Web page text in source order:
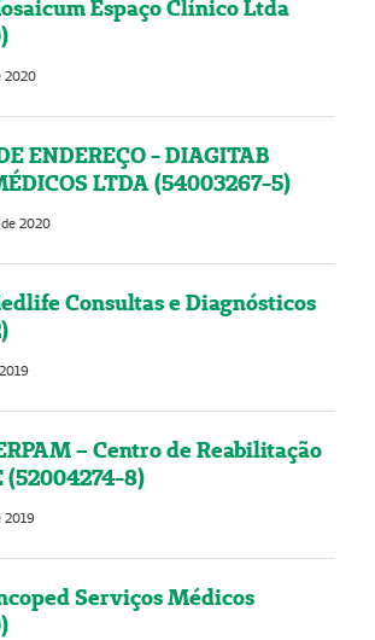
Espaço Clínico Ltda
2020
ENDEREÇO - DIAGITAB
LTDA (54003267-5)
2020
Consultas e Diagnósticos
– Centro de Reabilitação
(52004274-8)
2019
Serviços Médicos